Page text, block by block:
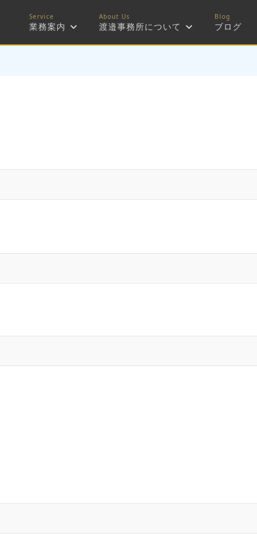
業務案内 渡邉事務所について ブログ